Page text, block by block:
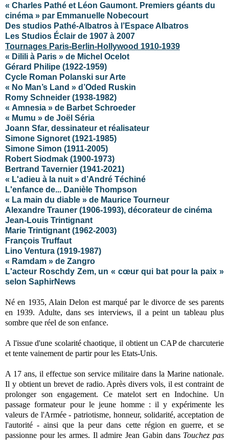
« Charles Pathé et Léon Gaumont. Premiers géants du
cinéma » par Emmanuelle Nobecourt
Des studios Pathé-Albatros à l’Espace Albatros
Les Studios Éclair de 1907 à 2007
Tournages Paris-Berlin-Hollywood 1910-1939
« Dilili à Paris » de Michel Ocelot
Gérard Philipe (1922-1959)
Cycle Roman Polanski sur Arte
« No Man’s Land » d’Oded Ruskin
Romy Schneider (1938-1982)
« Amnesia » de Barbet Schroeder
« Mumu » de Joël Séria
Joann Sfar, dessinateur et réalisateur
Simone Signoret (1921-1985)
Simone Simon (1911-2005)
Robert Siodmak (1900-1973)
Bertrand Tavernier (1941-2021)
« L'adieu à la nuit » d’André Téchiné
L'enfance de... Danièle Thompson
« La main du diable » de Maurice Tourneur
Alexandre Trauner (1906-1993), décorateur de cinéma
Jean-Louis Trintignant
Marie Trintignant (1962-2003)
François Truffaut
Lino Ventura (1919-1987)
« Ramdam » de Zangro
L'acteur Roschdy Zem, un « cœur qui bat pour la paix »
selon SaphirNews
Né en 1935, Alain Delon est marqué par le divorce de ses parents
en 1939. Adulte, dans ses interviews, il a peint un tableau plus
sombre que réel de son enfance.
A l'issue d'une scolarité chaotique, il obtient un CAP de charcuterie
et tente vainement de partir pour les Etats-Unis.
A 17 ans, il effectue son service militaire dans la Marine nationale.
Il y obtient un brevet de radio. Après divers vols, il est contraint de
prolonger son engagement. Ce matelot sert en Indochine. Un
passage formateur pour le jeune homme : il y expérimente les
valeurs de l'Armée - patriotisme, honneur, solidarité, acceptation de
l'autorité - ainsi que la peur dans cette région en guerre, et se
passionne pour les armes. Il admire Jean Gabin dans Touchez pas